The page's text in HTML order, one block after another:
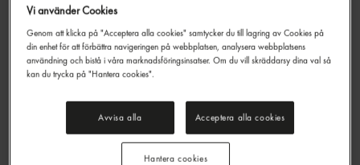
Strösocker
Dansukker10kg
99,90 kr/st
Jmf.pris : 9,99 kr /
Vi använder Cookies
Genom att klicka på "Acceptera alla cookies" samtycker du till lagring av Cookies på
din enhet för att förbättra navigeringen på webbplatsen, analysera webbplatsens
användning och bistå i våra marknadsföringsinsatser. Om du vill skräddarsy dina val så
kan du trycka på "Hantera cookies".
Avvisa alla Acceptera alla cookies
Hantera cookies